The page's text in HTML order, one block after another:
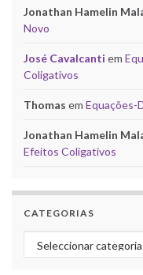
Jonathan Hamelin
Novo
José Cavalcanti em
Coligativos
Thomas em Equações-
Jonathan Hamelin
Efeitos Coligativos
CATEGORIAS
Categorias